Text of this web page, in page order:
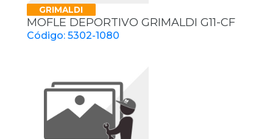
GRIMALDI
MOFLE DEPORTIVO GRIMALDI G11-CF
Código: 5302-1080